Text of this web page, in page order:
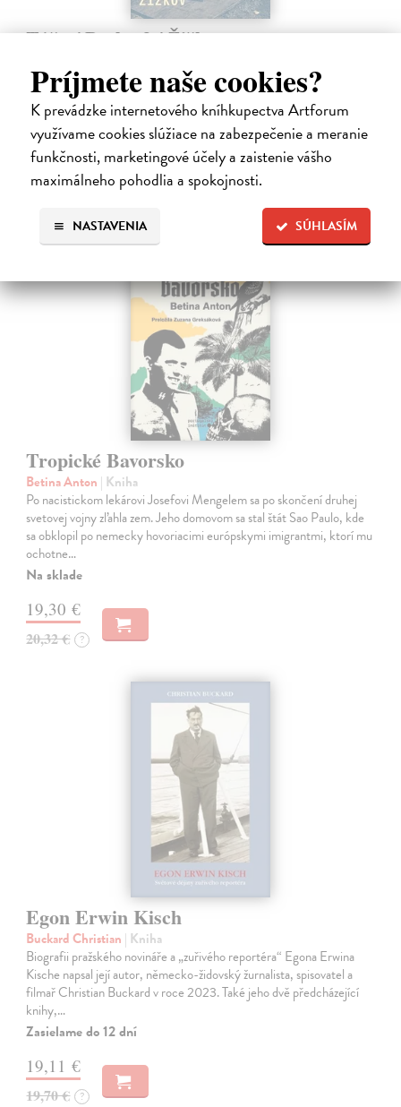
Príjmete naše cookies?
K prevádzke internetového kníhkupectva Artforum
využívame cookies slúžiace na zabezpečenie a meranie
funkčnosti, marketingové účely a zaistenie vášho
maximálneho pohodlia a spokojnosti.
SÚHLASÍM
NASTAVENIA
Táňa / Praha 3 / Žižkov
Nikdy jsme nebyli úplně standardní žižkovská rodina. Vítejte v
mámině bytě 4. kategorie, který byl všem otevřen dokořán.
Na sklade
12,92 €
13,60 € ?
na sklade
Tropické Bavorsko
Betina Anton | Kniha
Po nacistickom lekárovi Josefovi Mengelem sa po skončení druhej
svetovej vojny zľahla zem. Jeho domovom sa stal štát Sao Paulo, kde
sa obklopil po nemecky hovoriacimi európskymi imigrantmi, ktorí mu
ochotne…
Na sklade
19,30 €
20,32 € ?
Egon Erwin Kisch
Buckard Christian | Kniha
Biografii pražského novináře a „zuřivého reportéra“ Egona Erwina
Kische napsal její autor, německo-židovský žurnalista, spisovatel a
filmař Christian Buckard v roce 2023. Také jeho dvě předcházející
knihy,…
Zasielame do 12 dní
19,11 €
19,70 € ?